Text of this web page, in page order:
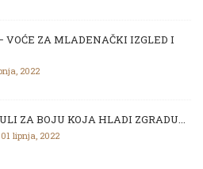
VOĆE ZA MLADENAČKI IZGLED I
2022
ZA BOJU KOJA HLADI ZGRADU...
01 lipnja, 2022